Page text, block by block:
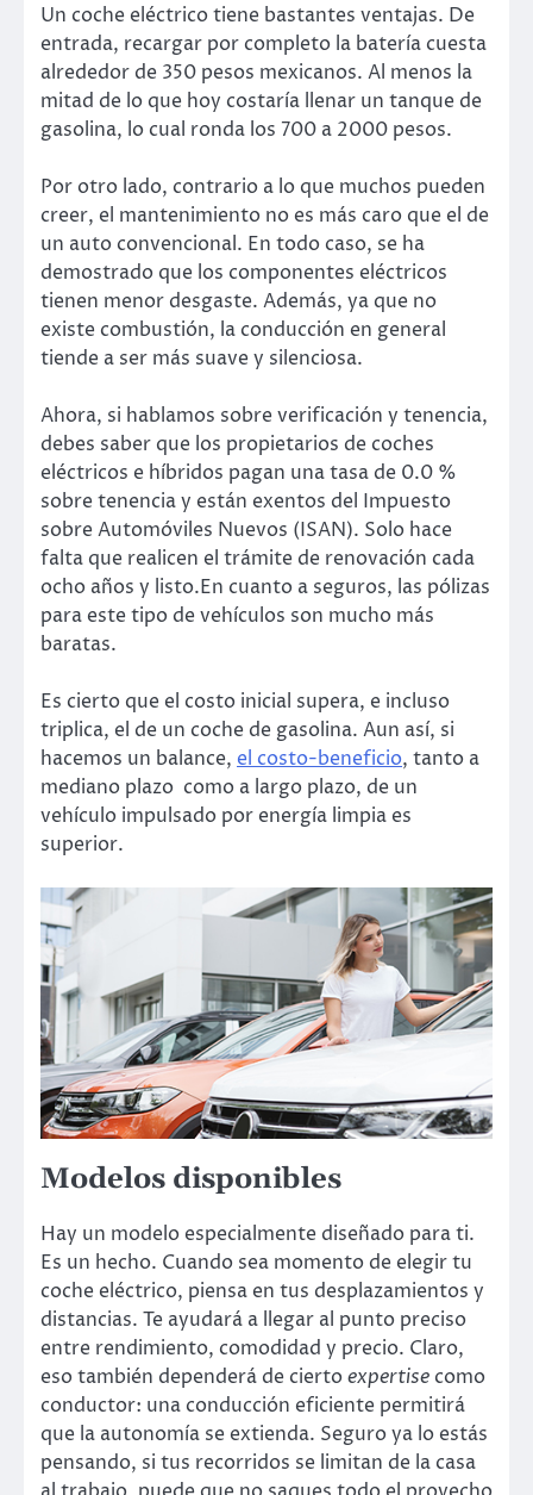
Un coche eléctrico tiene bastantes ventajas. De
entrada, recargar por completo la batería cuesta
alrededor de 350 pesos mexicanos. Al menos la
mitad de lo que hoy costaría llenar un tanque de
gasolina, lo cual ronda los 700 a 2000 pesos.
Por otro lado, contrario a lo que muchos pueden
creer, el mantenimiento no es más caro que el de
un auto convencional. En todo caso, se ha
demostrado que los componentes eléctricos
tienen menor desgaste. Además, ya que no
existe combustión, la conducción en general
tiende a ser más suave y silenciosa.
Ahora, si hablamos sobre verificación y tenencia,
debes saber que los propietarios de coches
eléctricos e híbridos pagan una tasa de 0.0 %
sobre tenencia y están exentos del Impuesto
sobre Automóviles Nuevos (ISAN). Solo hace
falta que realicen el trámite de renovación cada
ocho años y listo.En cuanto a seguros, las pólizas
para este tipo de vehículos son mucho más
baratas.
Es cierto que el costo inicial supera, e incluso
triplica, el de un coche de gasolina. Aun así, si
hacemos un balance, el costo-beneficio, tanto a
mediano plazo como a largo plazo, de un
vehículo impulsado por energía limpia es
superior.
Modelos disponibles
Hay un modelo especialmente diseñado para ti.
Es un hecho. Cuando sea momento de elegir tu
coche eléctrico, piensa en tus desplazamientos y
distancias. Te ayudará a llegar al punto preciso
entre rendimiento, comodidad y precio. Claro,
eso también dependerá de ciertoexpertise como
conductor: una conducción eficiente permitirá
que la autonomía se extienda. Seguro ya lo estás
pensando, si tus recorridos se limitan de la casa